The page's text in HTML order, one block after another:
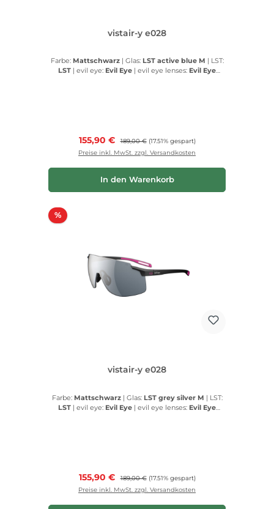
vistair-y e028
Farbe: Mattschwarz | Glas: LST active blue M | LST:
LST | evil eye: Evil Eye | evil eye lenses: Evil Eye
Verkaufspreis:
155,90 € Regulärer Preis:
189,00 € (17.51% gespart)
Preise inkl. MwSt. zzgl. Versandkosten
In den Warenkorb
%Rabatt
vistair-y e028
Farbe: Mattschwarz | Glas: LST grey silver M | LST:
LST | evil eye: Evil Eye | evil eye lenses: Evil Eye
Verkaufspreis:
155,90 € Regulärer Preis:
189,00 € (17.51% gespart)
Preise inkl. MwSt. zzgl. Versandkosten